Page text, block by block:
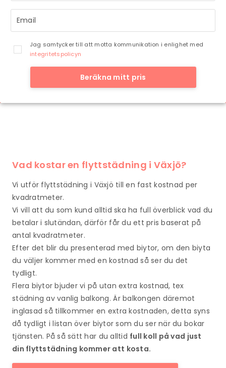
Jag samtycker till att motta kommunikation i enlighet med
integritetspolicyn
Beräkna mitt pris
Vad kostar en flyttstädning i Växjö?
Vi utför flyttstädning i Växjö till en fast kostnad per
kvadratmeter.
Vi vill att du som kund alltid ska ha full överblick vad du
betalar i slutändan, därför får du ett pris baserat på
antal kvadratmeter.
Efter det blir du presenterad med biytor, om den biyta
du väljer kommer med en kostnad så ser du det
tydligt.
Flera biytor bjuder vi på utan extra kostnad, tex
städning av vanlig balkong. Är balkongen däremot
inglasad så tillkommer en extra kostnaden, detta syns
då tydligt i listan över biytor som du ser när du bokar
tjänsten. På så sätt har du alltid full koll på vad just
din flyttstädning kommer att kosta.